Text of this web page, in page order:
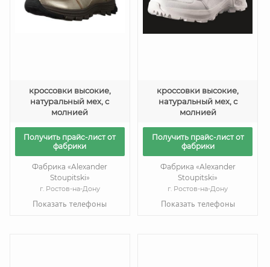
кроссовки высокие,
натуральный мех, с
молнией
Получить прайс-лист от
фабрики
Фабрика «Alexander
Stoupitski»
г. Ростов-на-Дону
Показать телефоны
кроссовки высокие,
натуральный мех, с
молнией
Получить прайс-лист от
фабрики
Фабрика «Alexander
Stoupitski»
г. Ростов-на-Дону
Показать телефоны